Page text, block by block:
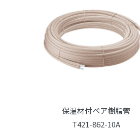
保温材付ペア樹脂管
T421-862-10A